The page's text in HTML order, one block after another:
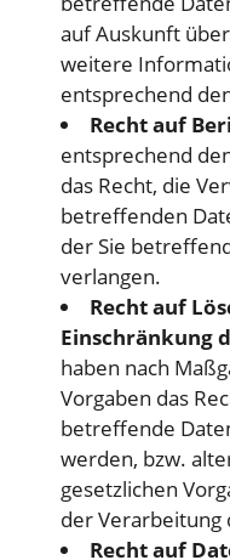
auf Auskunft
weitere
entsprechend
Recht auf
entsprechend
das Recht, die
betreffenden
der Sie
verlangen.
Recht auf
Einschränkung
haben nach
Vorgaben das
betreffende
werden, bzw.
gesetzlichen
der Verarbeitung
Recht auf